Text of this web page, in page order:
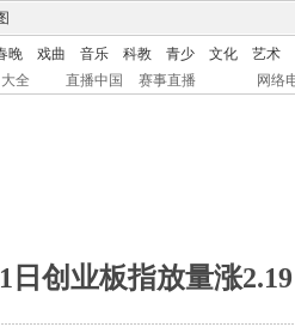
晚 戏曲 音乐 科教 青少 文化
艺术
全 直播中国 赛事直播 网络
日创业板指放量涨